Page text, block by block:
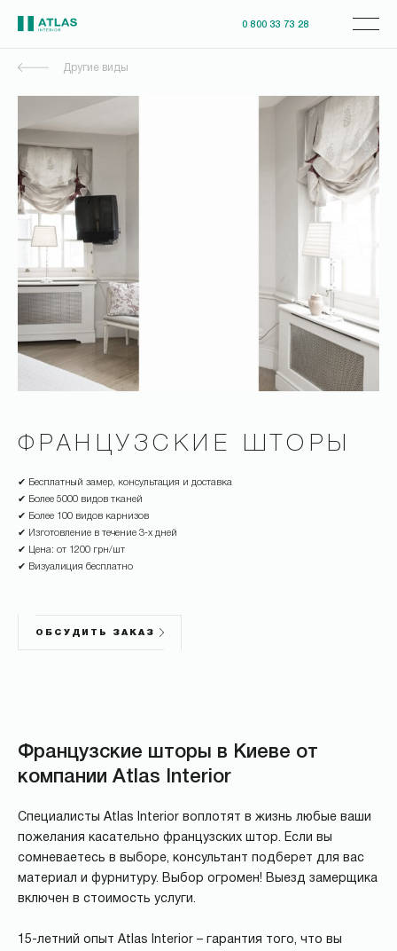
0 800 33 73 28
Другие виды
ФРАНЦУЗСКИЕ ШТОРЫ
✔ Бесплатный замер, консультация и доставка
✔ Более 5000 видов тканей
✔ Более 100 видов карнизов
✔ Изготовление в течение 3-х дней
✔ Цена: от 1200 грн/шт
✔ Визуалиция бесплатно
ОБСУДИТЬ ЗАКАЗ
Французские шторы в Киеве от
компании Atlas Interior
Специалисты Atlas Interior воплотят в жизнь любые ваши
пожелания касательно французских штор. Если вы
сомневаетесь в выборе, консультант подберет для вас
материал и фурнитуру. Выбор огромен! Выезд замерщика
включен в стоимость услуги.
15-летний опыт Atlas Interior – гарантия того, что вы